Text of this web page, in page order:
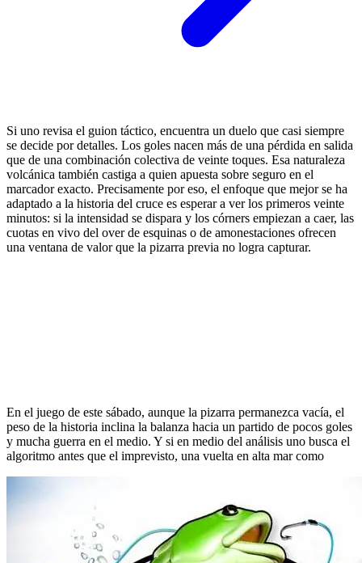
Si uno revisa el guion táctico, encuentra un duelo que casi siempre
se decide por detalles. Los goles nacen más de una pérdida en salida
que de una combinación colectiva de veinte toques. Esa naturaleza
volcánica también castiga a quien apuesta sobre seguro en el
marcador exacto. Precisamente por eso, el enfoque que mejor se ha
adaptado a la historia del cruce es esperar a ver los primeros veinte
minutos: si la intensidad se dispara y los córners empiezan a caer, las
cuotas en vivo del over de esquinas o de amonestaciones ofrecen
una ventana de valor que la pizarra previa no logra capturar.
En el juego de este sábado, aunque la pizarra permanezca vacía, el
peso de la historia inclina la balanza hacia un partido de pocos goles
y mucha guerra en el medio. Y si en medio del análisis uno busca el
algoritmo antes que el imprevisto, una vuelta en alta mar como